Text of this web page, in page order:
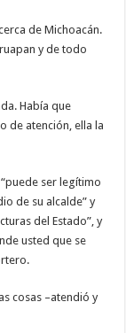
de Michoacán.
y de todo
Había que
de atención, ella la
ser legítimo
de su alcalde” y
del Estado”, y
usted que se
cosas –atendió y